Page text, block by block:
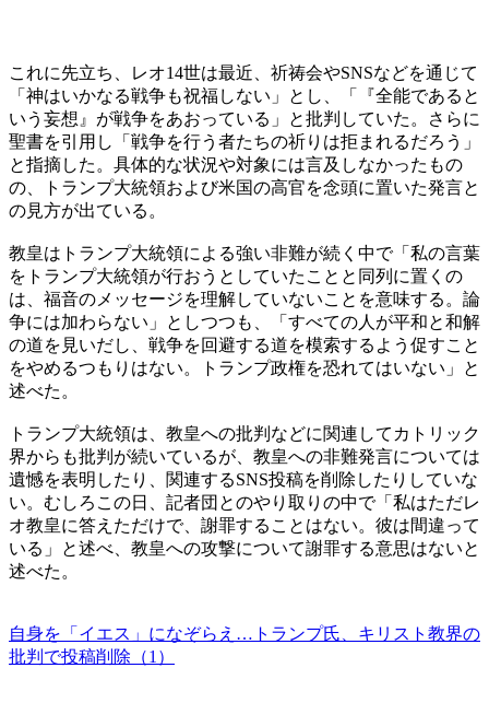
これに先立ち、レオ14世は最近、祈祷会やSNSなどを通じて
「神はいかなる戦争も祝福しない」とし、「『全能であると
いう妄想』が戦争をあおっている」と批判していた。さらに
聖書を引用し「戦争を行う者たちの祈りは拒まれるだろう」
と指摘した。具体的な状況や対象には言及しなかったもの
の、トランプ大統領および米国の高官を念頭に置いた発言と
の見方が出ている。
教皇はトランプ大統領による強い非難が続く中で「私の言葉
をトランプ大統領が行おうとしていたことと同列に置くの
は、福音のメッセージを理解していないことを意味する。論
争には加わらない」としつつも、「すべての人が平和と和解
の道を見いだし、戦争を回避する道を模索するよう促すこと
をやめるつもりはない。トランプ政権を恐れてはいない」と
述べた。
トランプ大統領は、教皇への批判などに関連してカトリック
界からも批判が続いているが、教皇への非難発言については
遺憾を表明したり、関連するSNS投稿を削除したりしていな
い。むしろこの日、記者団とのやり取りの中で「私はただレ
オ教皇に答えただけで、謝罪することはない。彼は間違って
いる」と述べ、教皇への攻撃について謝罪する意思はないと
述べた。
自身を「イエス」になぞらえ…トランプ氏、キリスト教界の
批判で投稿削除（1）